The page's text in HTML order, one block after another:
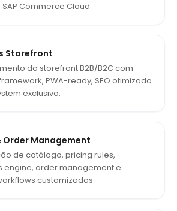
Commerce Cloud.
Storefront
do storefront B2B/B2C com
PWA-ready, SEO otimizado
exclusivo.
Order Management
de catálogo, pricing rules,
engine, order management e
customizados.